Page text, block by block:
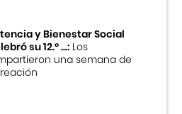
y Bienestar Social
su 12.° ...:Los
una semana de